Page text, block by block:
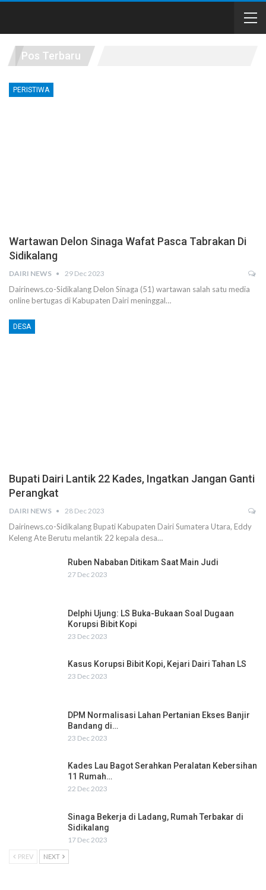
Pos Terbaru
PERISTIWA
Wartawan Delon Sinaga Wafat Pasca Tabrakan Di
Sidikalang
DAIRI NEWS 29 Dec 2023
Dairinews.co-Sidikalang Delon Sinaga (51) wartawan salah satu media
online bertugas di Kabupaten Dairi meninggal…
DESA
Bupati Dairi Lantik 22 Kades, Ingatkan Jangan Ganti
Perangkat
DAIRI NEWS 28 Dec 2023
Dairinews.co-Sidikalang Bupati Kabupaten Dairi Sumatera Utara, Eddy
Keleng Ate Berutu melantik 22 kepala desa…
Ruben Nababan Ditikam Saat Main Judi
27 Dec 2023
Delphi Ujung: LS Buka-Bukaan Soal Dugaan
Korupsi Bibit Kopi
23 Dec 2023
Kasus Korupsi Bibit Kopi, Kejari Dairi Tahan LS
23 Dec 2023
DPM Normalisasi Lahan Pertanian Ekses Banjir
Bandang di…
23 Dec 2023
Kades Lau Bagot Serahkan Peralatan Kebersihan
11 Rumah…
22 Dec 2023
Sinaga Bekerja di Ladang, Rumah Terbakar di
Sidikalang
17 Dec 2023
PREV NEXT